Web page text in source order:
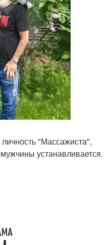
"Массажиста",
устанавливается.